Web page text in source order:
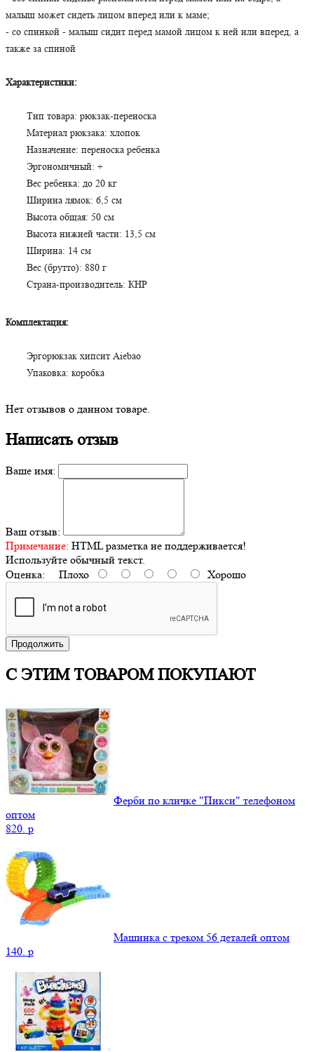
малыш может сидеть лицом вперед или к маме;
- со спинкой - малыш сидит перед мамой лицом к ней или вперед, а
также за спиной
Характеристики:
Тип товара: рюкзак-переноска
Материал рюкзака: хлопок
Назначение: переноска ребенка
Эргономичный: +
Вес ребенка: до 20 кг
Ширина лямок: 6,5 см
Высота общая: 50 см
Высота нижней части: 13,5 см
Ширина: 14 см
Вес (брутто): 880 г
Страна-производитель: КНР
Комплектация:
Эргорюкзак хипсит Aiebao
Упаковка: коробка
Нет отзывов о данном товаре.
Написать отзыв
Ваше имя:
Ваш отзыв:
Примечание: HTML разметка не поддерживается!
Используйте обычный текст.
Оценка: Плохо Хорошо
Продолжить
С ЭТИМ ТОВАРОМ ПОКУПАЮТ
Ферби по кличке "Пикси" телефоном
оптом
820. p
Машинка с треком 56 деталей оптом
140. p